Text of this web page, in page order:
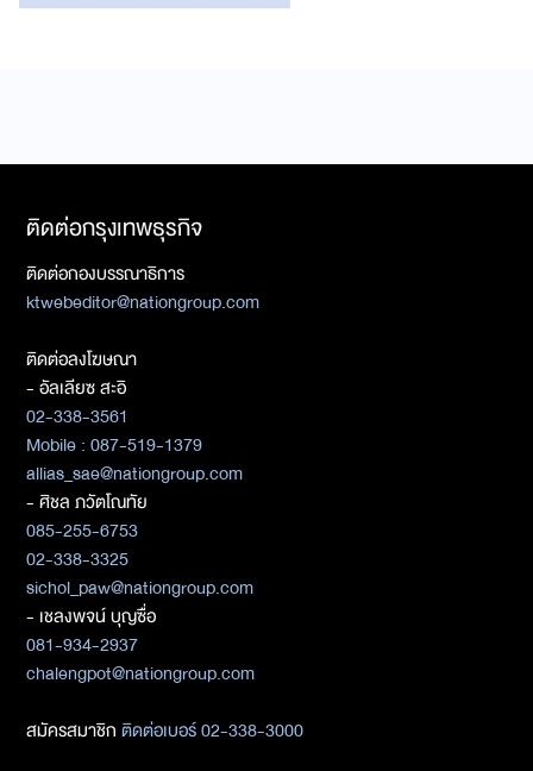
ติดต่อกรุงเทพธุรกิจ
ติดต่อกองบรรณาธิการ
ktwebeditor@nationgroup.com
ติดต่อลงโฆษณา
- อัลเลียซ สะอิ
02-338-3561
Mobile : 087-519-1379
allias_sae@nationgroup.com
- ศิชล ภวัตโณทัย
085-255-6753
02-338-3325
sichol_paw@nationgroup.com
- เชลงพจน์ บุญซื่อ
081-934-2937
chalengpot@nationgroup.com
สมัครสมาชิกติดต่อเบอร์ 02-338-3000